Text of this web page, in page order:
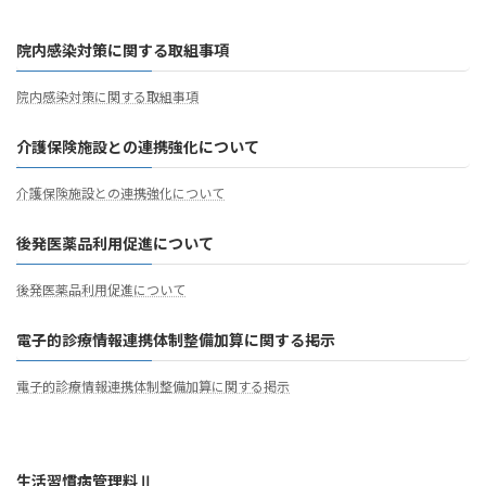
院内感染対策に関する取組事項
院内感染対策に関する取組事項
介護保険施設との連携強化について
介護保険施設との連携強化について
後発医薬品利用促進について
後発医薬品利用促進について
電子的診療情報連携体制整備加算に関する掲示
電子的診療情報連携体制整備加算に関する掲示
生活習慣病管理料Ⅱ